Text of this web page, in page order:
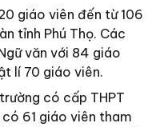
giáo viên đến từ 106
tỉnh Phú Thọ. Các
văn với 84 giáo
lí 70 giáo viên.
có cấp THPT
61 giáo viên tham